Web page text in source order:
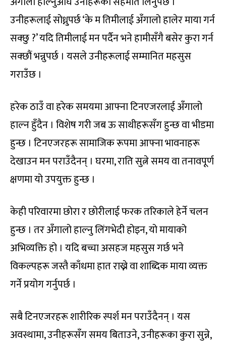
उनीहरूलाई सोध्नुपर्छ ‘के म तिमीलाई अँगालो हालेर माया गर्न
सक्छु ?’ यदि तिमीलाई मन पर्दैन भने हामीसँगै बसेर कुरा गर्न
सक्छौं भन्नुपर्छ । यसले उनीहरूलाई सम्मानित महसुस
गराउँछ ।
हरेक ठाउँ वा हरेक समयमा आफ्ना टिनएजरलाई अँगालो
हाल्न हुँदैन । विशेष गरी जब ऊ साथीहरूसँग हुन्छ वा भीडमा
हुन्छ । टिनएजरहरू सामाजिक रूपमा आफ्ना भावनाहरू
देखाउन मन पराउँदैनन् । घरमा, राति सुत्ने समय वा तनावपूर्ण
क्षणमा यो उपयुक्त हुन्छ ।
केही परिवारमा छोरा र छोरीलाई फरक तरिकाले हेर्ने चलन
हुन्छ । तर अँगालो हाल्नु लिंगभेदी होइन, यो मायाको
अभिव्यक्ति हो । यदि बच्चा असहज महसुस गर्छ भने
विकल्पहरू जस्तै काँधमा हात राख्ने वा शाब्दिक माया व्यक्त
गर्ने प्रयोग गर्नुपर्छ ।
सबै टिनएजरहरू शारीरिक स्पर्श मन पराउँदैनन् । यस
अवस्थामा, उनीहरूसँग समय बिताउने, उनीहरूका कुरा सुन्ने,